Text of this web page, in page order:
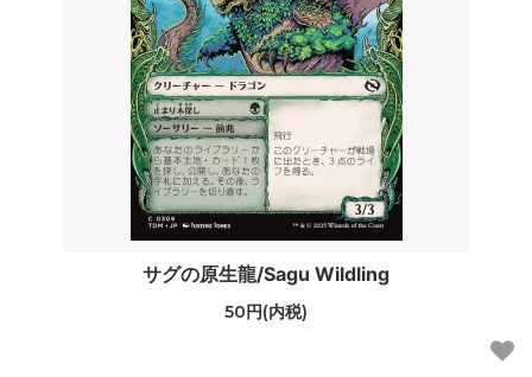
サグの原生龍/Sagu Wildling
50円(内税)